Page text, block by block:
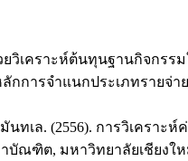
ยวิเคราะห์ต้นทุนฐานกิจก
ลักการจำแนกประเภทราย
ทเล. (2556). การวิเคราะ
ณฑิต, มหาวิทยาลัยเชียงให